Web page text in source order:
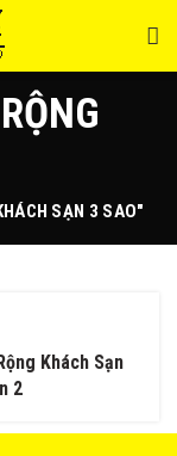
SẠN 3 SAO"
Khách Sạn
2